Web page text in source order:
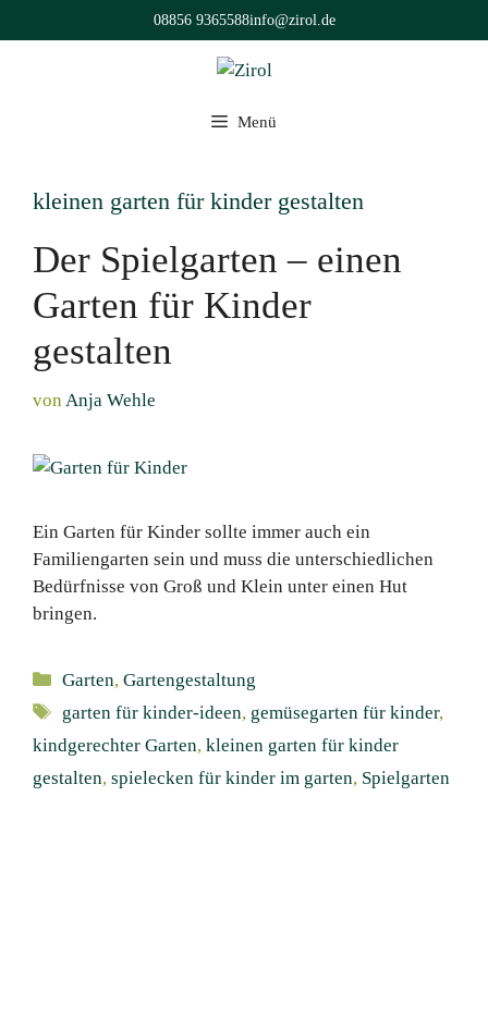
Inhalt
08856 9365588info@zirol.de
Menü
kleinen garten für kinder gestalten
Der Spielgarten – einen
Garten für Kinder
gestalten
von Anja Wehle
Ein Garten für Kinder sollte immer auch ein
Familiengarten sein und muss die unterschiedlichen
Bedürfnisse von Groß und Klein unter einen Hut
bringen.
Kategorien
Garten,Gartengestaltung
Schlagwörter
garten für kinder-ideen, gemüsegarten für kinder,
kindgerechter Garten, kleinen garten für kinder
gestalten, spielecken für kinder im garten, Spielgarten